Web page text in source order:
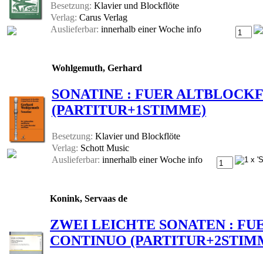
Besetzung: Klavier und Blockflöte
Verlag: Carus Verlag
Auslieferbar: innerhalb einer Woche info
Wohlgemuth, Gerhard
SONATINE : FUER
(PARTITUR+1STIMME)
Besetzung: Klavier und Blockflöte
Verlag: Schott Music
Auslieferbar: innerhalb einer Woche info
Konink, Servaas de
ZWEI LEICHTE SONATEN :
CONTINUO